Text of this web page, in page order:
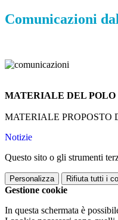
Comunicazioni
MATERIALE DEL
MATERIALE PROPOSTO
Notizie
Questo sito o gli strumenti
Personalizza Rifiuta tutti i
Gestione cookie
In questa schermata è